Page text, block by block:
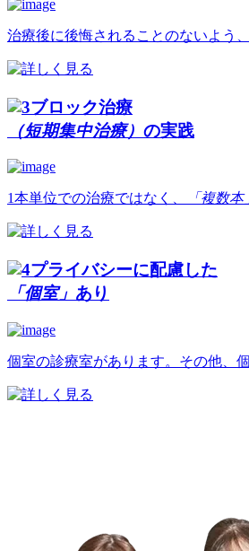
治療後に後悔されることのないよう、
ブロック治療
（短期集中治療） の実践
1本単位での治療ではなく、 「複数
プライバシーに配慮した
「個室」 あり
個室の診療室があります。その他、